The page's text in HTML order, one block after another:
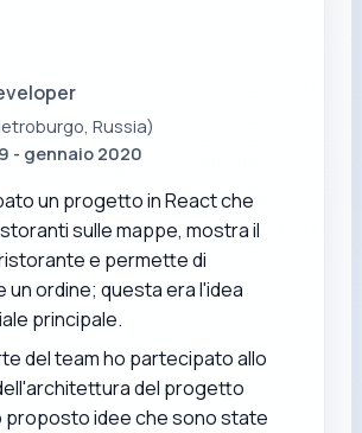
Russia)
- gennaio 2020
un progetto in React che
sulle mappe, mostra il
e permette di
ordine; questa era l'idea
principale.
del team ho partecipato allo
del progetto
proposto idee che sono state